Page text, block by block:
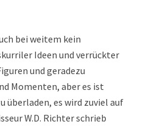
bei weitem kein
Ideen und verrückter
und geradezu
Momenten, aber es ist
überladen, es wird zuviel auf
W.D. Richter schrieb